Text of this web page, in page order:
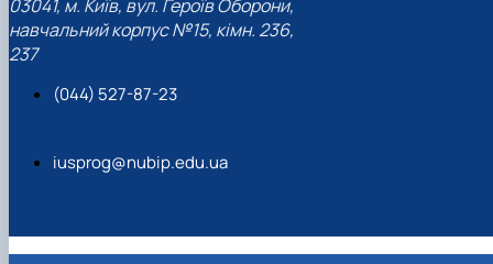
03041, м. Київ, вул. Героїв Оборони,
навчальний корпус №15, кімн. 236,
237
(044) 527-87-23
iusprog@nubip.edu.ua